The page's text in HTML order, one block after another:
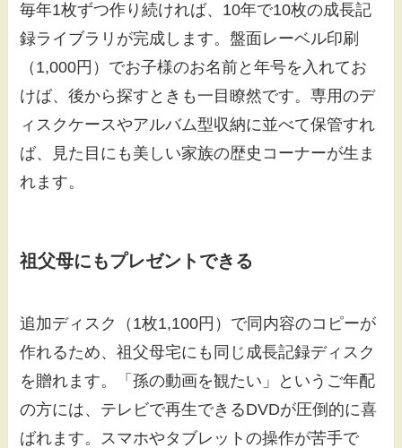
毎年1枚ずつ作り続ければ、10年で10枚の成長記
録ライブラリが完成します。盤面レーベル印刷
（1,000円）でお子様のお名前と年号を入れてお
けば、後から探すときも一目瞭然です。専用のデ
ィスクケースやアルバム型収納に並べて保管すれ
ば、見た目にも美しい家族の歴史コーナーが生ま
れます。
祖父母にもプレゼントできる
追加ディスク（1枚1,100円）で同内容のコピーが
作れるため、祖父母宅にも同じ成長記録ディスク
を贈れます。「孫の動画を観たい」というご年配
の方には、テレビで再生できるDVDが圧倒的に喜
ばれます。スマホやタブレットの操作が苦手で